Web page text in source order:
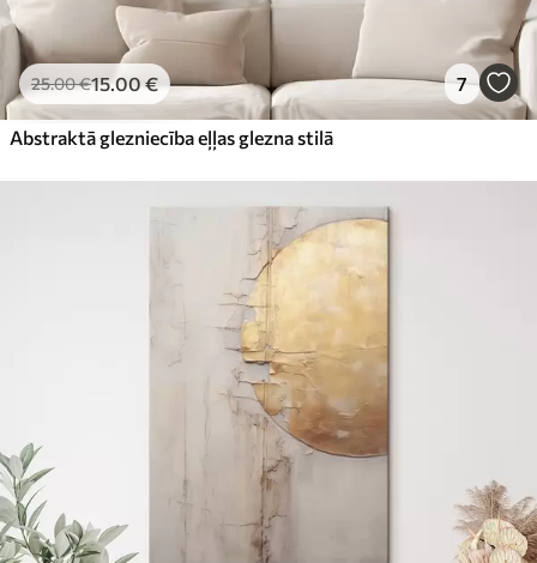
25.00€15.00€ 7
Abstraktā glezniecība eļļas glezna stilā